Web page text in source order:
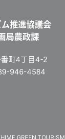
ム推進協議会
局農政課
町4丁目4-2
946-4584
GREEN TOURISM